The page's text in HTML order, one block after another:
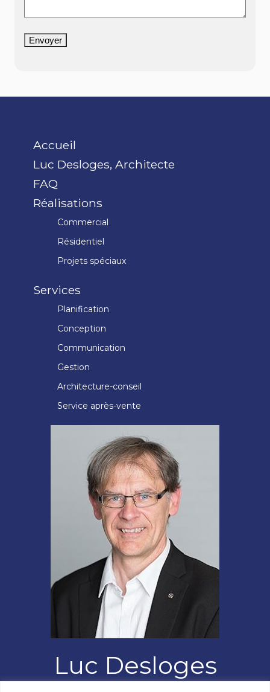
Envoyer
Accueil
Luc Desloges, Architecte
FAQ
Réalisations
Commercial
Résidentiel
Projets spéciaux
Services
Planification
Conception
Communication
Gestion
Architecture-conseil
Service après-vente
Luc Desloges